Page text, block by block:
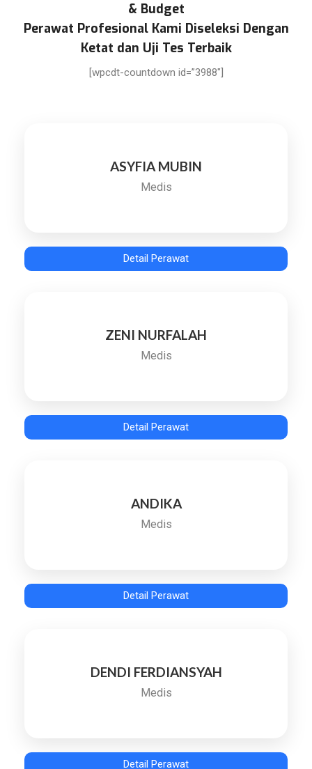
& Budget
Perawat Profesional Kami Diseleksi Dengan
Ketat dan Uji Tes Terbaik
[wpcdt-countdown id=”3988″]
ASYFIA MUBIN
Medis
Detail Perawat
ZENI NURFALAH
Medis
Detail Perawat
ANDIKA
Medis
Detail Perawat
DENDI FERDIANSYAH
Medis
Detail Perawat